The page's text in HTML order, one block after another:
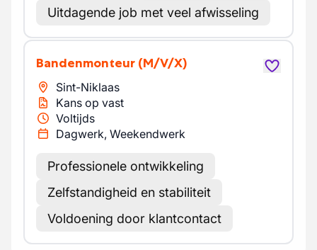
Uitdagende job met veel afwisseling
Bandenmonteur (M/V/X)
Sint-Niklaas
Kans op vast
Voltijds
Dagwerk, Weekendwerk
Professionele ontwikkeling
Zelfstandigheid en stabiliteit
Voldoening door klantcontact